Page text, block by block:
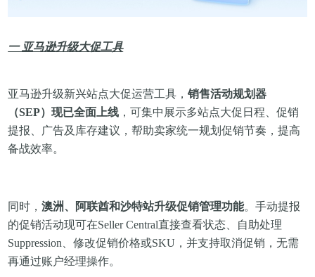
一 亚马逊升级大促工具
亚马逊升级新兴站点大促运营工具，销售活动规划器
（SEP）现已全面上线 ，可集中展示多站点大促日程、促销
提报、广告及库存建议，帮助卖家统一规划促销节奏，提高
备战效率。
同时，澳洲、阿联酋和沙特站升级促销管理功能。手动提报
的促销活动现可在Seller Central直接查看状态、自助处理
Suppression、修改促销价格或SKU，并支持取消促销，无需
再通过账户经理操作。